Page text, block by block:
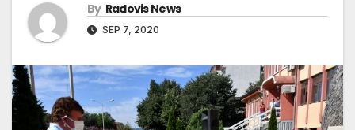
By Radovis News
SEP 7, 2020